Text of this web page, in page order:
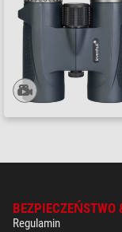
BEZPIECZEŃSTWO
Regulamin